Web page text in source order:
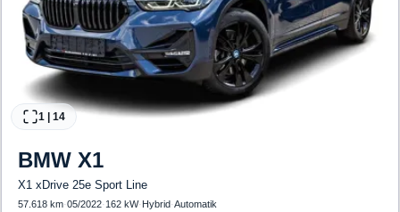
1 14
BMW X1
X1 xDrive 25e Sport Line
57.618 km·05/2022· 162 kW· Hybrid·Automatik